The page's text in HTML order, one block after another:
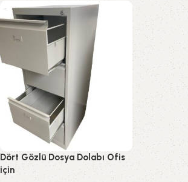
Dört Gözlü Dosya Dolabı Ofis
için